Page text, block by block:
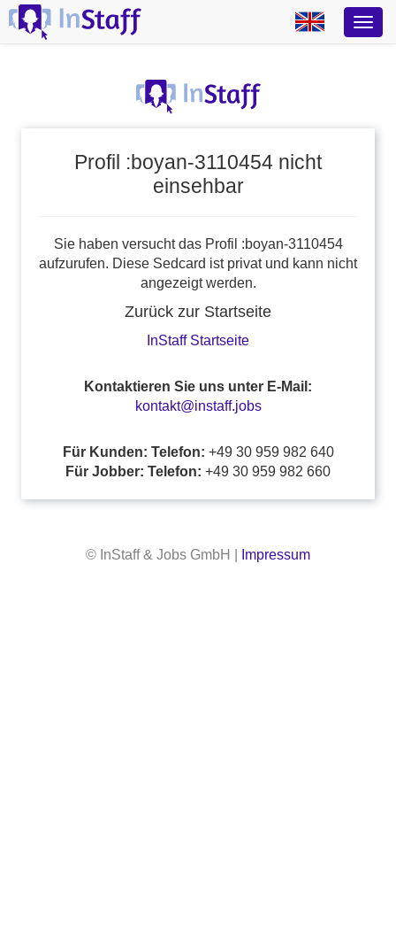
Profil :boyan-3110454 nicht
einsehbar
Sie haben versucht das Profil :boyan-3110454
aufzurufen. Diese Sedcard ist privat und kann nicht
angezeigt werden.
Zurück zur Startseite
InStaff Startseite
Kontaktieren Sie uns unter E-Mail:
kontakt@instaff.jobs
Für Kunden: Telefon: +49 30 959 982 640
Für Jobber: Telefon: +49 30 959 982 660
© InStaff & Jobs GmbH | Impressum